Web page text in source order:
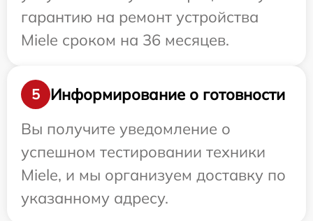
гарантию на ремонт устройства
Miele сроком на 36 месяцев.
5
Информирование о готовности
Вы получите уведомление о
успешном тестировании техники
Miele, и мы организуем доставку по
указанному адресу.